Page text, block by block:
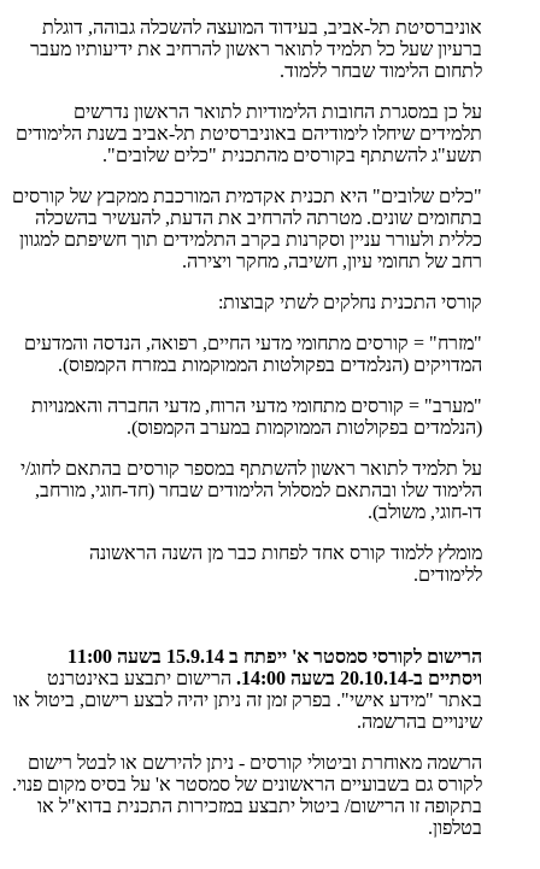
אוניברסיטת תל-אביב, בעידוד המועצה להשכלה גבוהה, דוגלת
ברעיון שעל כל תלמיד לתואר ראשון להרחיב את ידיעותיו מעבר
לתחום הלימוד שבחר ללמוד.
על כן במסגרת החובות הלימודיות לתואר הראשון נדרשים
תלמידים שיחלו לימודיהם באוניברסיטת תל-אביב בשנת הלימודים
תשע"ג להשתתף בקורסים מהתכנית "כלים שלובים".
"כלים שלובים" היא תכנית אקדמית המורכבת ממקבץ של קורסים
בתחומים שונים. מטרתה להרחיב את הדעת, להעשיר בהשכלה
כללית ולעורר עניין וסקרנות בקרב התלמידים תוך חשיפתם למגוון
רחב של תחומי עיון, חשיבה, מחקר ויצירה.
קורסי התכנית נחלקים לשתי קבוצות:
"מזרח" = קורסים מתחומי מדעי החיים, רפואה, הנדסה והמדעים
המדויקים (הנלמדים בפקולטות הממוקמות במזרח הקמפוס).
"מערב" = קורסים מתחומי מדעי הרוח, מדעי החברה והאמנויות
(הנלמדים בפקולטות הממוקמות במערב הקמפוס).
על תלמיד לתואר ראשון להשתתף במספר קורסים בהתאם לחוג/י
הלימוד שלו ובהתאם למסלול הלימודים שבחר (חד-חוגי, מורחב,
דו-חוגי, משולב).
מומלץ ללמוד קורס אחד לפחות כבר מן השנה הראשונה
ללימודים.
הרישום לקורסי סמסטר א' ייפתח ב 15.9.14 בשעה 11:00
ויסתיים ב-20.10.14 בשעה 14:00.
הרישום יתבצע באינטרנט
באתר "מידע אישי". בפרק זמן זה ניתן יהיה לבצע רישום, ביטול או
שינויים בהרשמה.
הרשמה מאוחרת וביטולי קורסים - ניתן להירשם או לבטל רישום
לקורס גם בשבועיים הראשונים של סמסטר א' על בסיס מקום פנוי.
בתקופה זו הרישום/ ביטול יתבצע במזכירות התכנית בדוא"ל או
בטלפון.